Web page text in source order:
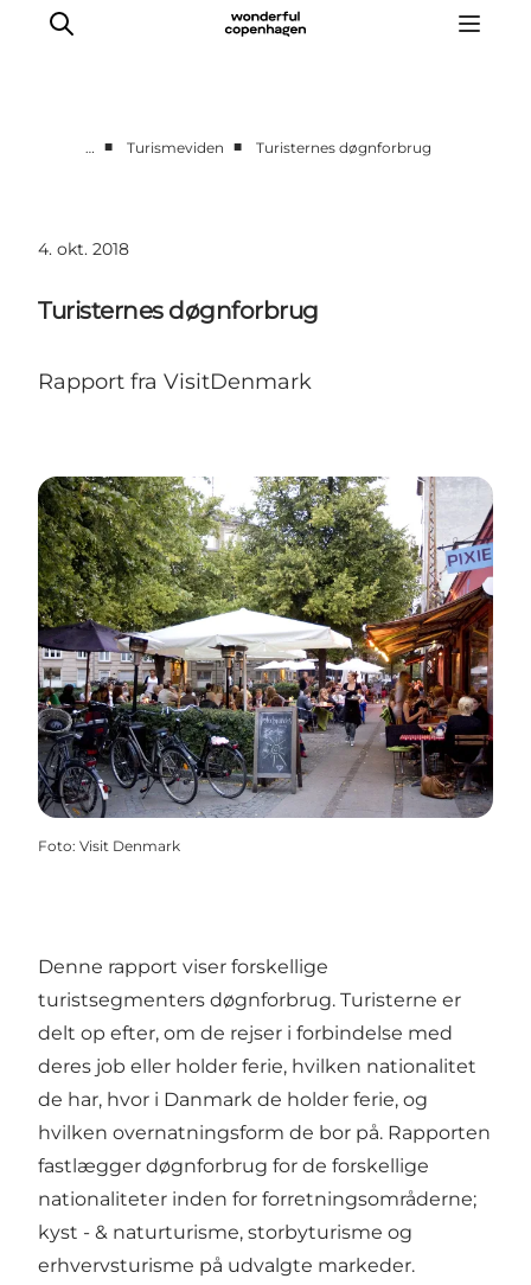
Samarbejd med os
Om Wonderful Copenhagen
… ■ Turismeviden ■ Turisternes døgnforbrug
4. okt. 2018
Turisternes døgnforbrug
Rapport fra VisitDenmark
Foto: Visit Denmark
Denne rapport viser forskellige
turistsegmenters døgnforbrug. Turisterne er
delt op efter, om de rejser i forbindelse med
deres job eller holder ferie, hvilken nationalitet
de har, hvor i Danmark de holder ferie, og
hvilken overnatningsform de bor på. Rapporten
fastlægger døgnforbrug for de forskellige
nationaliteter inden for forretningsområderne;
kyst - & naturturisme, storbyturisme og
erhvervsturisme på udvalgte markeder.